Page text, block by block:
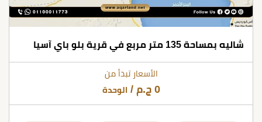
شاليه بمساحة 135 متر مربع في قرية بلو باي آسيا
الأسعار تبدأ من
0 ج.م / الوحدة